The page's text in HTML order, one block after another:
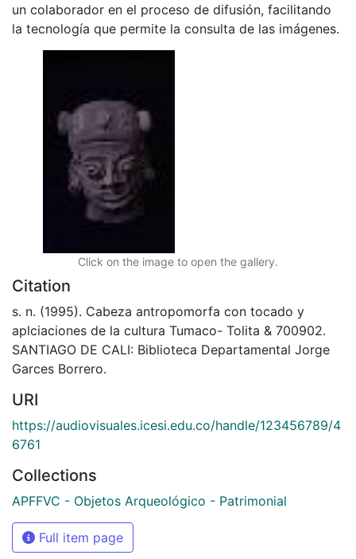
un colaborador en el proceso de difusión, facilitando
la tecnología que permite la consulta de las imágenes.
Click on the image to open the gallery.
Citation
s. n. (1995). Cabeza antropomorfa con tocado y
aplciaciones de la cultura Tumaco- Tolita & 700902.
SANTIAGO DE CALI: Biblioteca Departamental Jorge
Garces Borrero.
URI
https://audiovisuales.icesi.edu.co/handle/123456789/4
6761
Collections
APFFVC - Objetos Arqueológico - Patrimonial
Full item page